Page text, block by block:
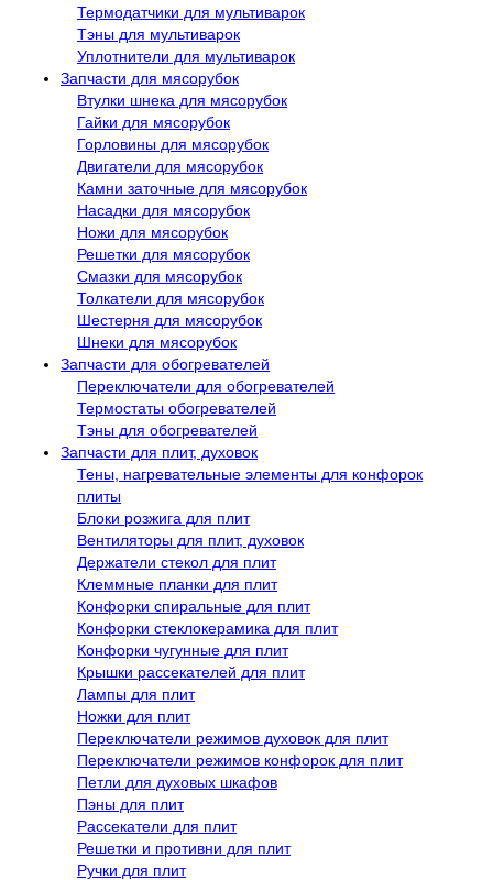
Термодатчики для мультиварок
Тэны для мультиварок
Уплотнители для мультиварок
Запчасти для мясорубок
Втулки шнека для мясорубок
Гайки для мясорубок
Горловины для мясорубок
Двигатели для мясорубок
Камни заточные для мясорубок
Насадки для мясорубок
Ножи для мясорубок
Решетки для мясорубок
Смазки для мясорубок
Толкатели для мясорубок
Шестерня для мясорубок
Шнеки для мясорубок
Запчасти для обогревателей
Переключатели для обогревателей
Термостаты обогревателей
Тэны для обогревателей
Запчасти для плит, духовок
Тены, нагревательные элементы для конфорок
плиты
Блоки розжига для плит
Вентиляторы для плит, духовок
Держатели стекол для плит
Клеммные планки для плит
Конфорки спиральные для плит
Конфорки стеклокерамика для плит
Конфорки чугунные для плит
Крышки рассекателей для плит
Лампы для плит
Ножки для плит
Переключатели режимов духовок для плит
Переключатели режимов конфорок для плит
Петли для духовых шкафов
Пэны для плит
Рассекатели для плит
Решетки и противни для плит
Ручки для плит